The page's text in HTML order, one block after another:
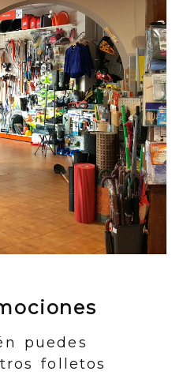
puedes
folletos